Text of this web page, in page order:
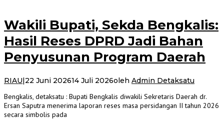
Wakili Bupati, Sekda Bengkalis:
Hasil Reses DPRD Jadi Bahan
Penyusunan Program Daerah
RIAU|22 Juni 202614 Juli 2026oleh Admin Detaksatu
Bengkalis, detaksatu : Bupati Bengkalis diwakili Sekretaris Daerah dr.
Ersan Saputra menerima laporan reses masa persidangan II tahun 2026
secara simbolis pada